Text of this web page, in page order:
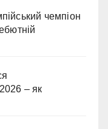
чемпіон
– як